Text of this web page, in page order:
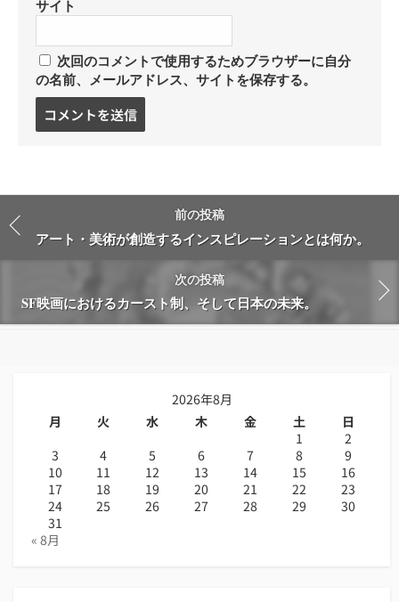
サイト
次回のコメントで使用するためブラウザーに自分
の名前、メールアドレス、サイトを保存する。
コ
る
前の投稿
アート・美術が創造するインスピレーションとは何か。
次の投稿
SF映画におけるカースト制、そして日本の未来。
2026年8月
月
火 水 木 金 土
日
1
2
3
4 5 6 7 8
9
10
11 12 13 14 15
16
17
18 19 20 21 22
23
24
25 26 27 28 29
30
31
« 8月